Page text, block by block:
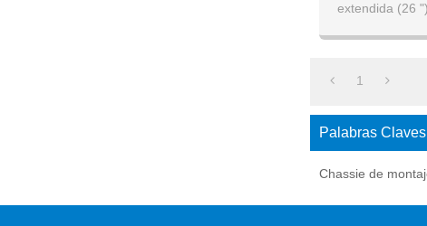
extendida (26
1
Palabras Claves
Chassie de